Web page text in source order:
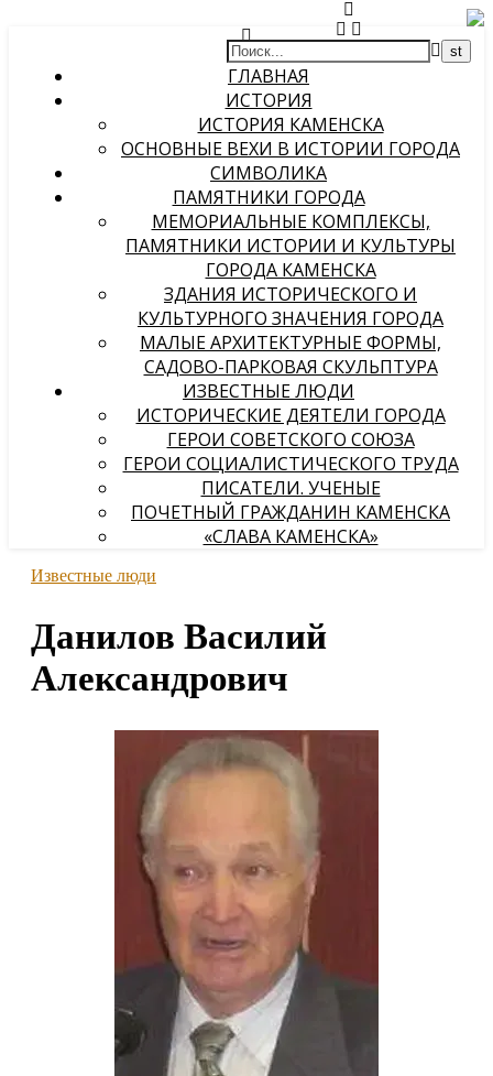
ГЛАВНАЯ
ИСТОРИЯ
ИСТОРИЯ КАМЕНСКА
ОСНОВНЫЕ ВЕХИ В ИСТОРИИ ГОРОДА
СИМВОЛИКА
ПАМЯТНИКИ ГОРОДА
МЕМОРИАЛЬНЫЕ КОМПЛЕКСЫ,
ПАМЯТНИКИ ИСТОРИИ И КУЛЬТУРЫ
ГОРОДА КАМЕНСКА
ЗДАНИЯ ИСТОРИЧЕСКОГО И
КУЛЬТУРНОГО ЗНАЧЕНИЯ ГОРОДА
МАЛЫЕ АРХИТЕКТУРНЫЕ ФОРМЫ,
САДОВО-ПАРКОВАЯ СКУЛЬПТУРА
ИЗВЕСТНЫЕ ЛЮДИ
ИСТОРИЧЕСКИЕ ДЕЯТЕЛИ ГОРОДА
ГЕРОИ СОВЕТСКОГО СОЮЗА
ГЕРОИ СОЦИАЛИСТИЧЕСКОГО ТРУДА
ПИСАТЕЛИ. УЧЕНЫЕ
ПОЧЕТНЫЙ ГРАЖДАНИН КАМЕНСКА
«СЛАВА КАМЕНСКА»
Известные люди
Данилов Василий
Александрович